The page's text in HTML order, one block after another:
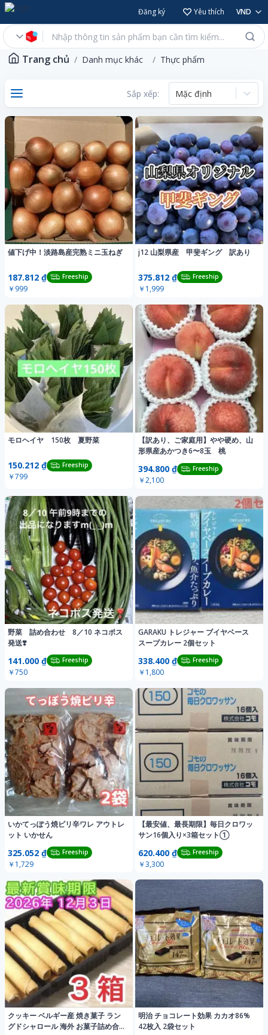
Đăng ký Yêu thích VND
Trang chủ Danh mục khác Thực phẩm
Sắp xếp: Mặc định
値下げ中！淡路島産完熟ミニ玉ねぎ
187.812 ₫ Freeship
￥999
j12 山梨県産 甲斐ギング 訳あり
375.812 ₫ Freeship
￥1,999
モロヘイヤ 150枚 夏野菜
150.212 ₫ Freeship
￥799
【訳あり、ご家庭用】やや硬め、山
形県産あかつき6〜8玉 桃
394.800 ₫ Freeship
￥2,100
野菜 詰め合わせ 8／10 ネコポス
発送❣️
141.000 ₫ Freeship
￥750
GARAKU トレジャー ブイヤベース
スープカレー 2個セット
338.400 ₫ Freeship
￥1,800
いかてっぽう焼ピリ辛ワレ アウトレ
ット いかせん
325.052 ₫ Freeship
￥1,729
【最安値、最長期限】毎日クロワッ
サン16個入り×3箱セット①
620.400 ₫ Freeship
￥3,300
クッキー ベルギー産 焼き菓子 ラン
グドシャロール 海外 お菓子詰め合
明治 チョコレート効果 カカオ86%
42枚入 2袋セット